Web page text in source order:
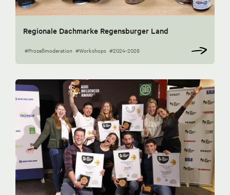
Regionale Dachmarke Regensburger Land
#Prozeßmoderation #Workshops #2024-2026